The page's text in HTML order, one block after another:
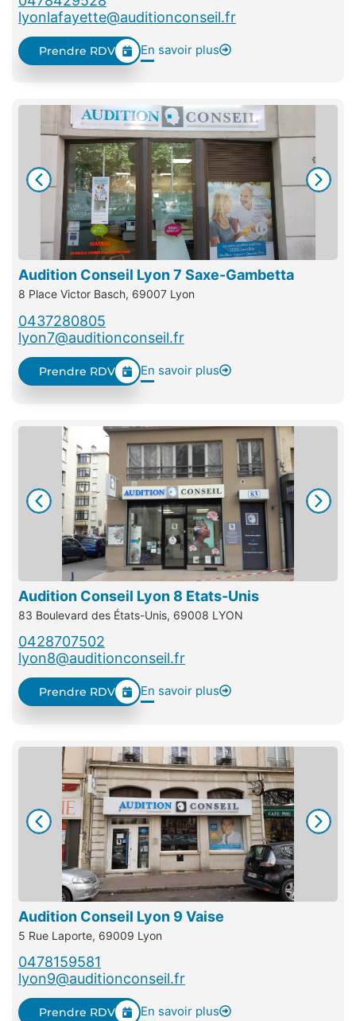
lyonlafayette@auditionconseil.fr
Prendre RDV En savoir plus
Audition Conseil Lyon 7 Saxe-Gambetta
8 Place Victor Basch, 69007 Lyon
0437280805
lyon7@auditionconseil.fr
Prendre RDV En savoir plus
Audition Conseil Lyon 8 Etats-Unis
83 Boulevard des États-Unis, 69008 LYON
0428707502
lyon8@auditionconseil.fr
Prendre RDV En savoir plus
Audition Conseil Lyon 9 Vaise
5 Rue Laporte, 69009 Lyon
0478159581
lyon9@auditionconseil.fr
Prendre RDV En savoir plus